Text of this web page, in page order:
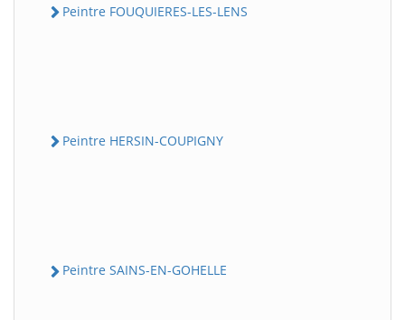
Peintre FOUQUIERES-LES-LENS
Peintre HERSIN-COUPIGNY
Peintre SAINS-EN-GOHELLE